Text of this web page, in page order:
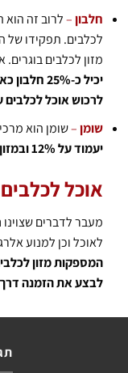
חלבון–לרוב זה הוא
לכלבים. תפקידו של
מזון לכלבים
לרכוש אוכל לכלבים
שומן–שומן הוא
יעמוד על 12% ובמזון לגורים ינוע סביב 20% שומן.
אוכל
מעבר לדברים
לאוכל וכן למנוע
המספקות מזון
לבצע את הזמנה